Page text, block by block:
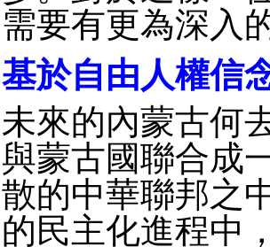
需要有更為深入
基於自由人權信
未來的內蒙古何
與蒙古國聯合成
散的中華聯邦之
的民主化進程中